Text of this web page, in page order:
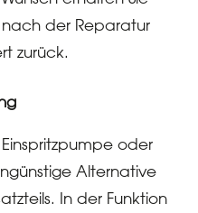
nach der Reparatur
zurück.
oder
Alternative
In der Funktion